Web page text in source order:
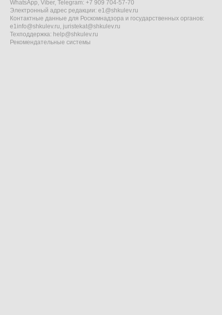
WhatsApp, Viber, Telegram: +7 909 704-57-70
Электронный адрес редакции: e1@shkulev.ru
Контактные данные для Роскомнадзора и государственных органов:
e1info@shkulev.ru, juristekat@shkulev.ru
Техподдержка: help@shkulev.ru
Рекомендательные системы